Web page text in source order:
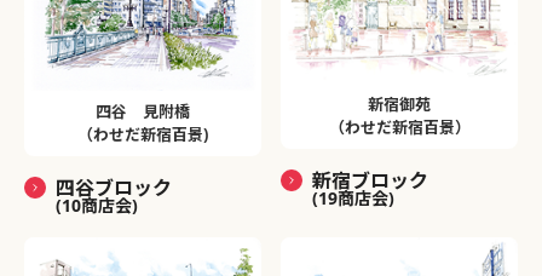
四谷 見附橋
（わせだ新宿百景)
四谷ブロック
(10商店会)
新宿御苑
（わせだ新宿百景）
新宿ブロック
(19商店会)